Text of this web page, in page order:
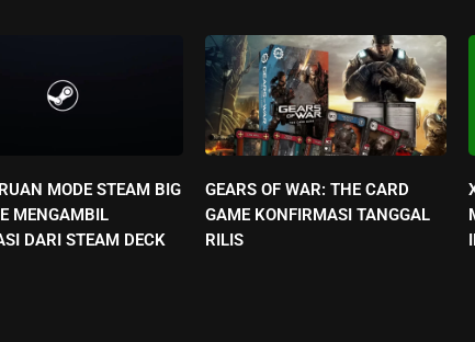
MODE STEAM BIG
MENGAMBIL
DARI STEAM DECK
GEARS OF WAR: THE CARD
GAME KONFIRMASI TANGGAL
RILIS